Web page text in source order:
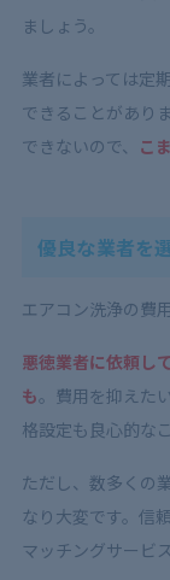
ましょう。
業者によっては定
できることがあり
できないので、 こ
優良な業者を
エアコン洗浄の費
悪徳業者に依頼し
も。費用を抑えた
格設定も良心的な
ただし、数多くの
なり大変です。信
マッチングサービ